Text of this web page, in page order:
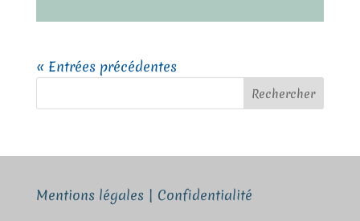
« Entrées précédentes
Rechercher
Mentions légales | Confidentialité